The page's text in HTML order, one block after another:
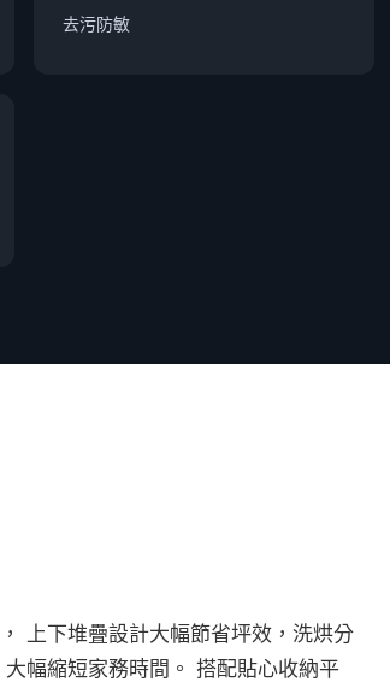
去污防敏
上下堆疊設計大幅節省坪效，洗烘分
幅縮短家務時間。 搭配貼心收納平